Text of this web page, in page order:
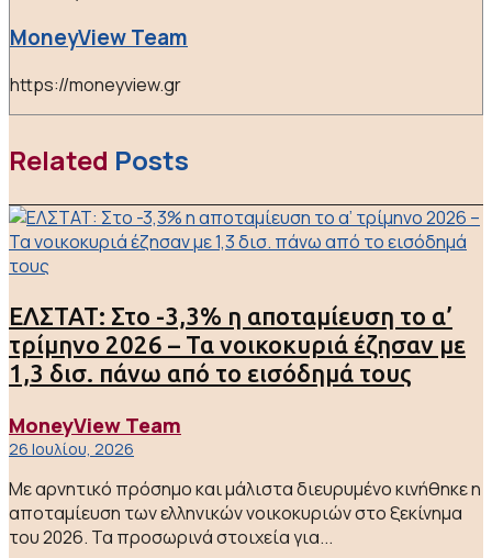
MoneyView Team
https://moneyview.gr
Related Posts
ΕΛΣΤΑΤ: Στο -3,3% η αποταμίευση το α’
τρίμηνο 2026 – Τα νοικοκυριά έζησαν με
1,3 δισ. πάνω από το εισόδημά τους
MoneyView Team
26 Ιουλίου, 2026
Με αρνητικό πρόσημο και μάλιστα διευρυμένο κινήθηκε η
αποταμίευση των ελληνικών νοικοκυριών στο ξεκίνημα
του 2026. Τα προσωρινά στοιχεία για...